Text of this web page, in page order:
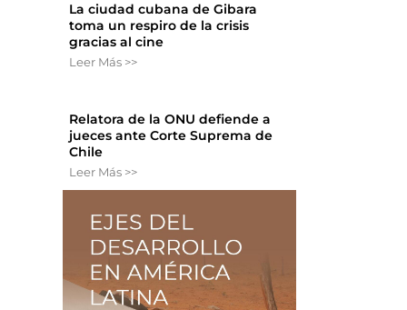
La ciudad cubana de Gibara
toma un respiro de la crisis
gracias al cine
Leer Más >>
Relatora de la ONU defiende a
jueces ante Corte Suprema de
Chile
Leer Más >>